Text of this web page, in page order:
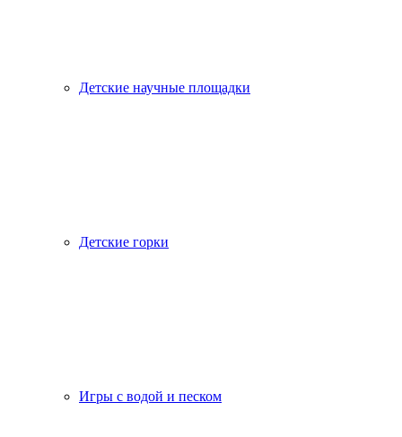
Детские научные площадки
Детские горки
Игры с водой и песком